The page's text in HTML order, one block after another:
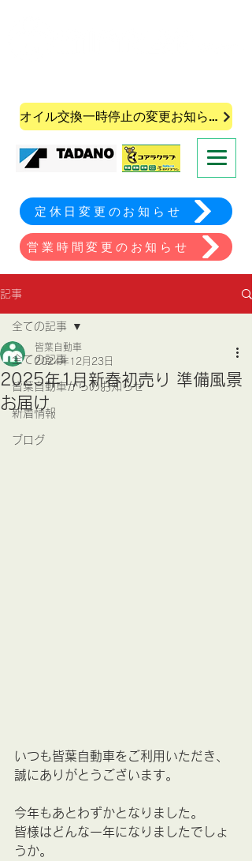
営業時間変更のお知らせ
定休日変更のお知らせ
オイル交換一時停止の変更お知らせ
記事
全ての記事
皆葉自動車からのお知らせ
新着情報
ブログ
全ての記事
2025年1月新春初売り 準備風景
お届け
皆葉自動車
2024年12月23日
いつも皆葉自動車をご利用いただき、
誠にありがとうございます。
今年もあとわずかとなりました。
皆様はどんな一年になりましたでしょ
うか。